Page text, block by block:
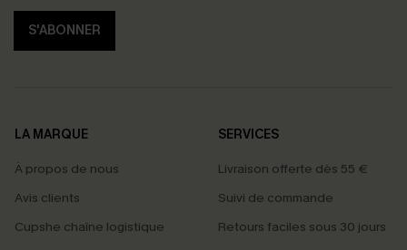
S'ABONNER
LA MARQUE
À propos de nous
Avis clients
Cupshe chaîne logistique
SERVICES
Livraison offerte dès 55 €
Suivi de commande
Retours faciles sous 30 jours